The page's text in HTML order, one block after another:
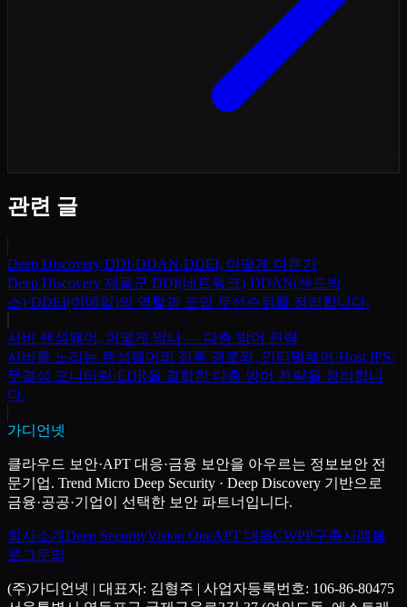
관련 글
Deep Discovery DDI·DDAN·DDEI, 어떻게 다른가
Deep Discovery 제품군 DDI(네트워크)·DDAN(샌드박
스)·DDEI(이메일)의 역할과 도입 우선순위를 정리합니다.
서버 랜섬웨어, 어떻게 막나 — 다층 방어 전략
서버를 노리는 랜섬웨어의 침투 경로와, 안티멀웨어·Host IPS·
무결성 모니터링·EDR을 결합한 다층 방어 전략을 정리합니
다.
가디언넷
클라우드 보안·APT 대응·금융 보안을 아우르는 정보보안 전
문기업. Trend Micro Deep Security · Deep Discovery 기반으로
금융·공공·기업이 선택한 보안 파트너입니다.
회사소개Deep SecurityVision OneAPT 대응CWPP구축사례 블
로그문의
(주)가디언넷 | 대표자: 김형주 | 사업자등록번호: 106-86-80475